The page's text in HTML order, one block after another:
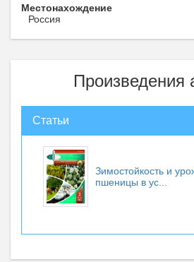
Местонахождение
Россия
Произведения
Статьи
Зимостойкость и
пшеницы в ус...